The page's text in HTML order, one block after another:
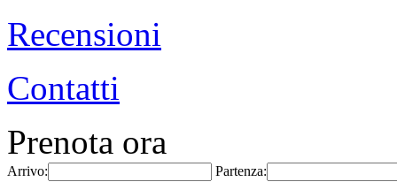
Recensioni
Contatti
Prenota ora
Arrivo: Partenza: